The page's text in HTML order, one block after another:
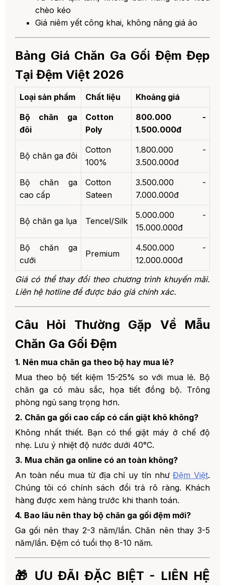
chèo kéo
Giá niêm yết công khai, không nâng giá ảo
Bảng Giá Chăn Ga Gối Đệm Đẹp
Tại Đệm Việt 2026
Loại sản phẩm Chất liệu
Khoảng giá
Bộ chăn ga
đôi
Cotton
Poly
800.000 -
1.500.000đ
Bộ chăn ga đôi
Cotton
100%
1.800.000 -
3.500.000đ
Bộ chăn ga
cao cấp
Cotton
Sateen
3.500.000 -
7.000.000đ
Bộ chăn ga lụa Tencel/Silk
5.000.000 -
15.000.000đ
Bộ chăn ga
cưới
Premium
4.500.000 -
12.000.000đ
Giá có thể thay đổi theo chương trình khuyến mãi.
Liên hệ hotline để được báo giá chính xác.
Câu Hỏi Thường Gặp Về Mẫu
Chăn Ga Gối Đệm
1. Nên mua chăn ga theo bộ hay mua lẻ?
Mua theo bộ tiết kiệm 15-25% so với mua lẻ. Bộ
chăn ga có màu sắc, họa tiết đồng bộ. Trông
phòng ngủ sang trọng hơn.
2. Chăn ga gối cao cấp có cần giặt khô không?
Không nhất thiết. Bạn có thể giặt máy ở chế độ
nhẹ. Lưu ý nhiệt độ nước dưới 40°C.
3. Mua chăn ga online có an toàn không?
An toàn nếu mua từ địa chỉ uy tín nhưĐệm Việt.
Chúng tôi có chính sách đổi trả rõ ràng. Khách
hàng được xem hàng trước khi thanh toán.
4. Bao lâu nên thay bộ chăn ga gối đệm mới?
Ga gối nên thay 2-3 năm/lần. Chăn nên thay 3-5
năm/lần. Đệm có tuổi thọ 8-10 năm.
🎁 ƯU ĐÃI ĐẶC BIỆT - LIÊN HỆ